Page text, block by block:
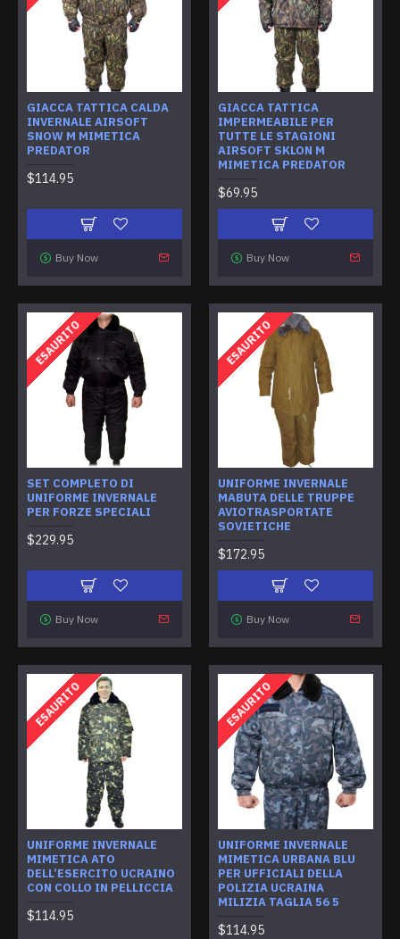
GIACCA TATTICA CALDA
INVERNALE AIRSOFT
SNOW M MIMETICA
PREDATOR
$114.95
Buy Now
GIACCA TATTICA
IMPERMEABILE PER
TUTTE LE STAGIONI
AIRSOFT SKLON M
MIMETICA PREDATOR
$69.95
Buy Now
ESAURITO
SET COMPLETO DI
UNIFORME INVERNALE
PER FORZE SPECIALI
$229.95
Buy Now
ESAURITO
UNIFORME INVERNALE
MABUTA DELLE TRUPPE
AVIOTRASPORTATE
SOVIETICHE
$172.95
Buy Now
ESAURITO
UNIFORME INVERNALE
MIMETICA ATO
DELL’ESERCITO UCRAINO
CON COLLO IN PELLICCIA
$114.95
ESAURITO
UNIFORME INVERNALE
MIMETICA URBANA BLU
PER UFFICIALI DELLA
POLIZIA UCRAINA
MILIZIA TAGLIA 56 5
$114.95